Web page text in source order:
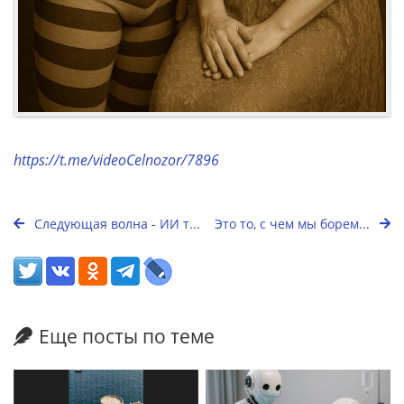
https://t.me/videoCelnozor/7896
Следующая волна - ИИ т... Это то, с чем мы борем...
Еще посты по теме